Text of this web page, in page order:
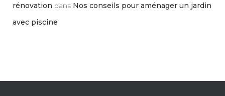
rénovation dans Nos conseils pour aménager un jardin
avec piscine